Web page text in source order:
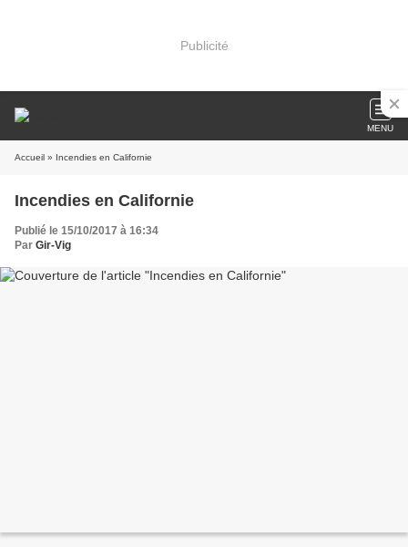
Publicité
MENU
Accueil » Incendies en Californie
Incendies en Californie
Publié le 15/10/2017 à 16:34
Par Gir-Vig